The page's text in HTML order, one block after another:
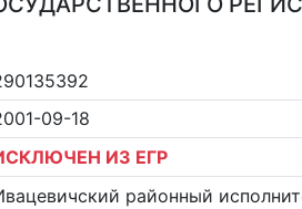
09-18
ИЗ ЕГР
районный